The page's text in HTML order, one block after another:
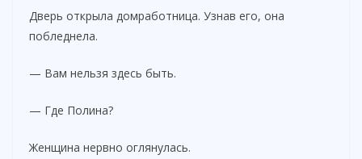
Дверь открыла домработница. Узнав его, она
побледнела.
— Вам нельзя здесь быть.
— Где Полина?
Женщина нервно оглянулась.